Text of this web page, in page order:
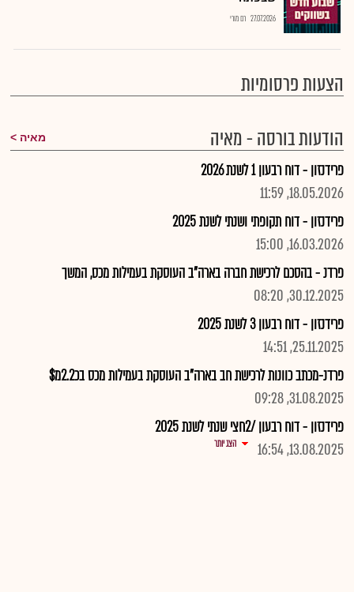
27.07.2026 רם מורי
הצעות פרסומיות
הודעות בורסה - מאיה
מאיה
פרידנזון - דוח רבעון 1 לשנת 2026
18.05.2026, 11:59
פרידנזון - דוח תקופתי ושנתי לשנת 2025
16.03.2026, 15:00
פרדנ - בהסכם לרכישת חברה בארה"ב העוסקת בעמילות מכס, המשך
30.12.2025, 08:20
פרידנזון - דוח רבעון 3 לשנת 2025
25.11.2025, 14:51
פרדנ-מכתב כוונות לרכישת חב בארה"ב העוסקת בעמילות מכס בכ2.2מ$
31.08.2025, 09:28
פרידנזון - דוח רבעון /2חצי שנתי לשנת 2025
13.08.2025, 16:54
הצג יותר